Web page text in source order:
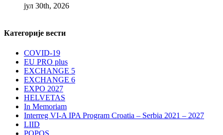
јул 30th, 2026
Категорије вести
COVID-19
EU PRO plus
EXCHANGE 5
EXCHANGE 6
EXPO 2027
HELVETAS
In Memoriam
Interreg VI-A IPA Program Croatia – Serbia 2021 – 2027
LIID
POPOS